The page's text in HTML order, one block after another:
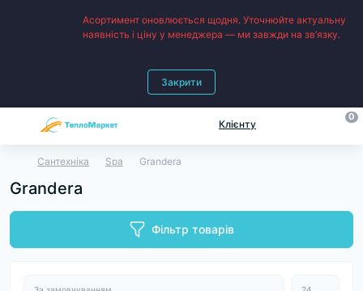
Асортимент оновлюється щодня. Уточнюйте актуальну
наявність і ціну у менеджера — ми завжди на зв’язку.
Закрити
Клієнту
0
Сантехніка Spa Grandera
Grandera
Фільтр товарів